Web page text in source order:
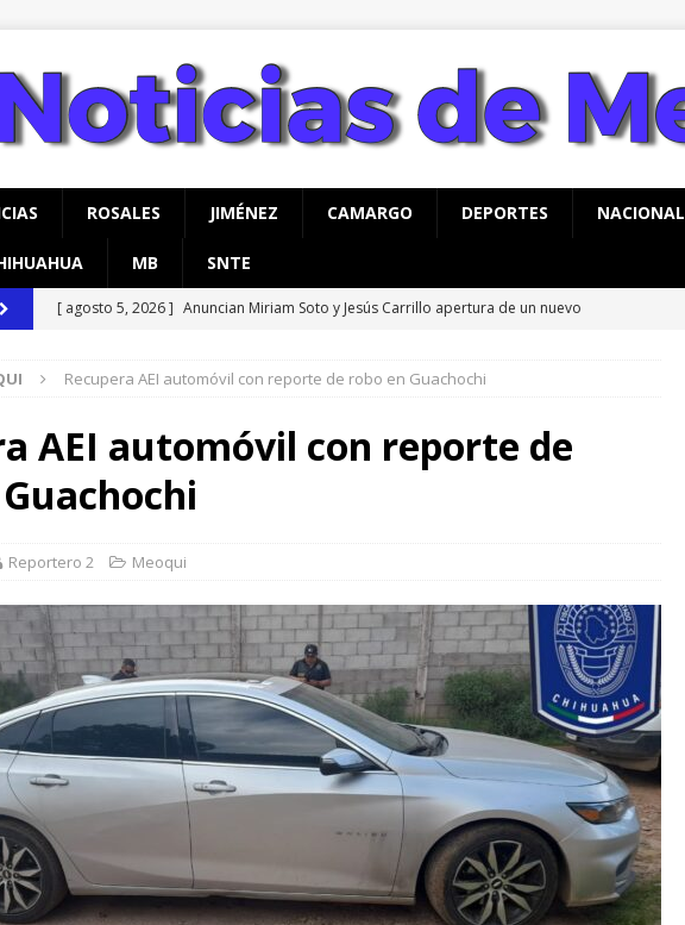
ROSALES JIMÉNEZ CAMARGO DEPORTES NACIONAL
MB SNTE
[ agosto 5, 2026 ] Anuncian Miriam Soto y Jesús Carrillo apertura de un nuevo
[ agosto 5, 2026 ] Realizan jornada integral de limpieza y reforestación en Nuevo San
[ agosto 6, 2026 ] Marco Bonilla inaugura el Paso Superior de Fuerza Aérea y carretera
Aldama
CHIHUAHUA
[ agosto 6, 2026 ]
*La advertencia de Maru *Más poder al poder *Barredoras… y
pretextos
CHIHUAHUA
Recupera AEI automóvil con reporte de robo en Guachochi
AEI automóvil con reporte de
Reportero 2 Meoqui